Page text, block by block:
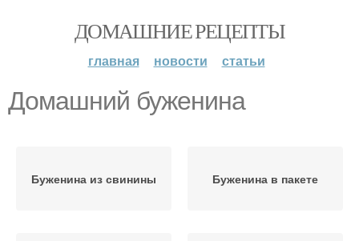
ДОМАШНИЕ РЕЦЕПТЫ
главная новости статьи
Домашний буженина
Буженина из свинины Буженина в пакете